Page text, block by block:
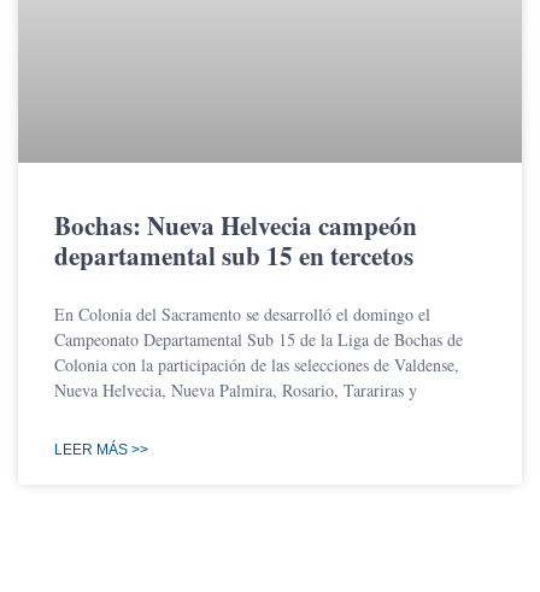
Bochas: Nueva Helvecia campeón
departamental sub 15 en tercetos
En Colonia del Sacramento se desarrolló el domingo el
Campeonato Departamental Sub 15 de la Liga de Bochas de
Colonia con la participación de las selecciones de Valdense,
Nueva Helvecia, Nueva Palmira, Rosario, Tarariras y
LEER MÁS >>